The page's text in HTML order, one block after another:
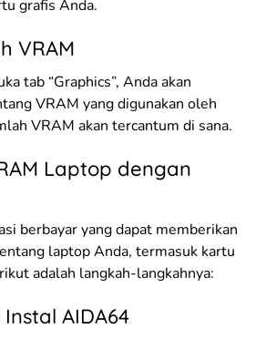
grafis Anda.
VRAM
tab “Graphics”, Anda akan
VRAM yang digunakan oleh
VRAM akan tercantum di sana.
Laptop dengan
berbayar yang dapat memberikan
laptop Anda, termasuk kartu
adalah langkah-langkahnya:
AIDA64